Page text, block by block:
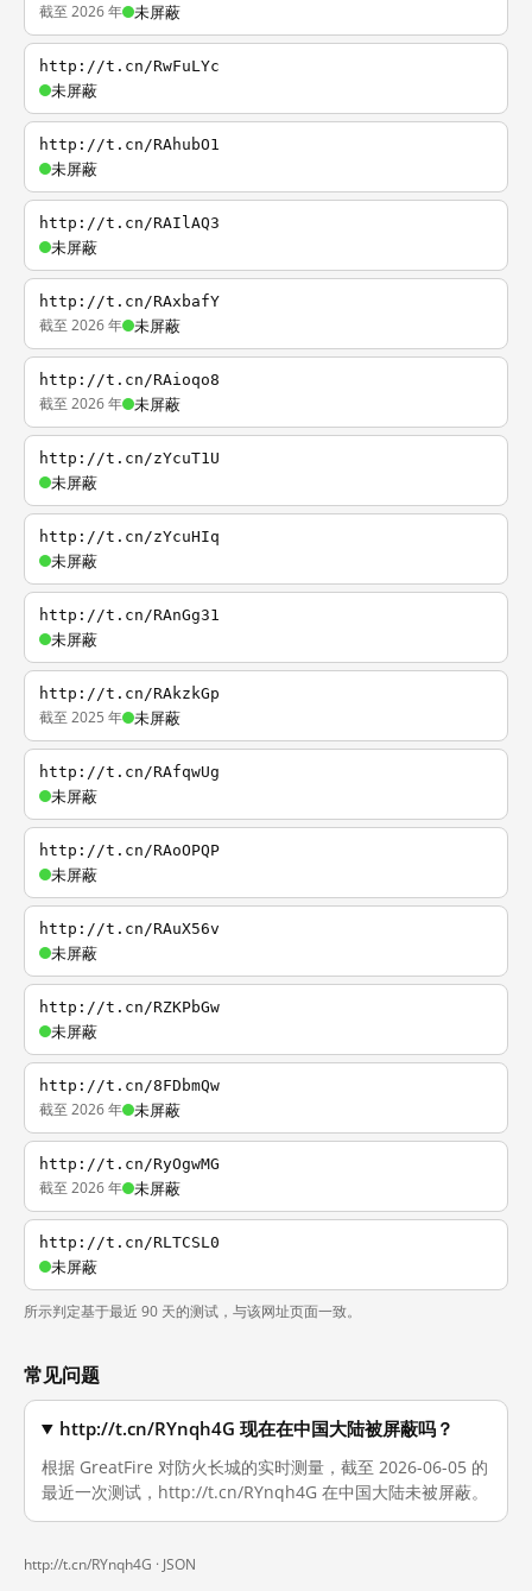
截至 2026 年 未屏蔽
http://t.cn/RwFuLYc
未屏蔽
http://t.cn/RAhubO1
未屏蔽
http://t.cn/RAIlAQ3
未屏蔽
http://t.cn/RAxbafY
截至 2026 年 未屏蔽
http://t.cn/RAioqo8
截至 2026 年 未屏蔽
http://t.cn/zYcuT1U
未屏蔽
http://t.cn/zYcuHIq
未屏蔽
http://t.cn/RAnGg31
未屏蔽
http://t.cn/RAkzkGp
截至 2025 年 未屏蔽
http://t.cn/RAfqwUg
未屏蔽
http://t.cn/RAoOPQP
未屏蔽
http://t.cn/RAuX56v
未屏蔽
http://t.cn/RZKPbGw
未屏蔽
http://t.cn/8FDbmQw
截至 2026 年 未屏蔽
http://t.cn/RyOgwMG
截至 2026 年 未屏蔽
http://t.cn/RLTCSL0
未屏蔽
所示判定基于最近 90 天的测试，与该网址页面一致。
常见问题
http://t.cn/RYnqh4G 现在在中国大陆被屏蔽吗？
根据 GreatFire 对防火长城的实时测量，截至 2026-06-05 的
最近一次测试，http://t.cn/RYnqh4G 在中国大陆未被屏蔽。
http://t.cn/RYnqh4G · JSON